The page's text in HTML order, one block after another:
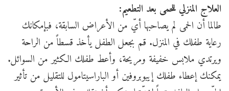
العلاج المنزلي للحمى بعد التطعيم:
طالما أن الحمى لم يصاحبها أيّ من الأعراض السابقة، فبإمكانك
رعاية طفلك في المنزل. قم بجعل الطفل يأخذ قسطاً من الراحة
ويرتدي ملابس خفيفة ومريحة، وأعط طفلك الكثير من السوائل.
يمكنك إعطاء طفلك إيبوبروفين أو الباراسيتامول للتقليل من تأثير